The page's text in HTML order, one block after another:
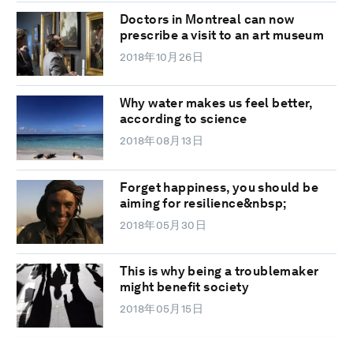
Doctors in Montreal can now
prescribe a visit to an art museum
2018年10月26日
Why water makes us feel better,
according to science
2018年08月13日
Forget happiness, you should be
aiming for resilience&nbsp;
2018年05月30日
This is why being a troublemaker
might benefit society
2018年05月15日